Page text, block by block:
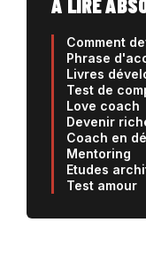
Comment
Phrase
Livres
Test de
Love coach
Devenir
Coach en
Mentoring
Etudes
Test amour